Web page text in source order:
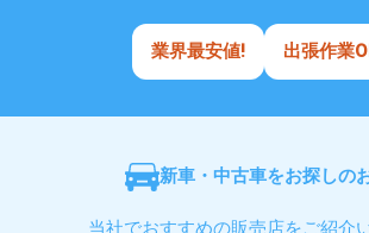
業界最安値! 出張作業
新車・中古車をお探しの
当社でおすすめの販売店をご紹介